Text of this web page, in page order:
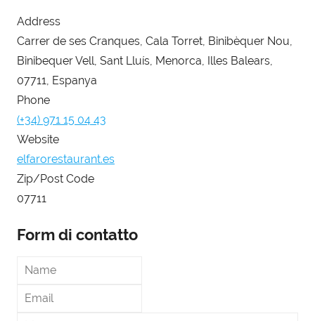
Address
Carrer de ses Cranques, Cala Torret, Binibèquer Nou,
Binibequer Vell, Sant Lluís, Menorca, Illes Balears,
07711, Espanya
Phone
(+34) 971 15 04 43
Website
elfarorestaurant.es
Zip/Post Code
07711
Form di contatto